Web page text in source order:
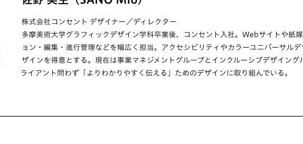
株式会社コンセント デザイナー／ディレクター
多摩美術大学グラフィックデザイン学科卒業後、コンセント入社。Webサイトや紙
ョン・編集・進行管理などを幅広く担当。アクセシビリティやカラーユニバーサル
ザインを得意とする。現在は事業マネジメントグループとインクルーシブデザイング
ライアント問わず「よりわかりやすく伝える」ためのデザインに取り組んでいる。